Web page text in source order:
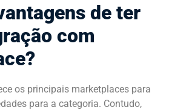
de ter
com
os principais marketplaces para
para a categoria. Contudo,